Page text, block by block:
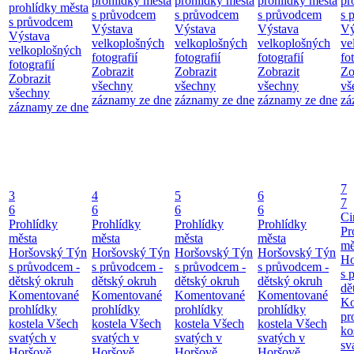
prohlídky města
s průvodcem
Výstava
velkoplošných
fotografií
Zobrazit
všechny
záznamy ze dne
s průvodcem
Výstava
velkoplošných
fotografií
Zobrazit
všechny
záznamy ze dne
s průvodcem
Výstava
velkoplošných
fotografií
Zobrazit
všechny
záznamy ze dne
s průvodcem
Výstava
velkoplošných
fotografií
Zobrazit
všechny
záznamy ze dne
s
3
6
Prohlídky
města
Horšovský Týn
s průvodcem -
dětský okruh
Komentované
prohlídky
kostela Všech
svatých v
4
6
Prohlídky
města
Horšovský Týn
s průvodcem -
dětský okruh
Komentované
prohlídky
kostela Všech
svatých v
5
6
Prohlídky
města
Horšovský Týn
s průvodcem -
dětský okruh
Komentované
prohlídky
kostela Všech
svatých v
6
6
Prohlídky
města
Horšovský Týn
s průvodcem -
dětský okruh
Komentované
prohlídky
kostela Všech
svatých v
7
7
s